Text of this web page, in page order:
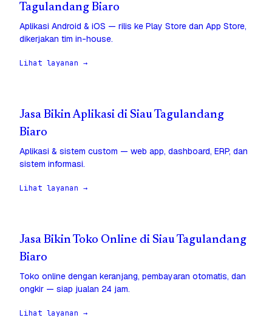
Tagulandang Biaro
Aplikasi Android & iOS — rilis ke Play Store dan App Store,
dikerjakan tim in-house.
Lihat layanan →
Jasa Bikin Aplikasi di Siau Tagulandang
Biaro
Aplikasi & sistem custom — web app, dashboard, ERP, dan
sistem informasi.
Lihat layanan →
Jasa Bikin Toko Online di Siau Tagulandang
Biaro
Toko online dengan keranjang, pembayaran otomatis, dan
ongkir — siap jualan 24 jam.
Lihat layanan →